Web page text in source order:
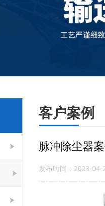
客户案例
脉冲除尘器
发布时间：2023-